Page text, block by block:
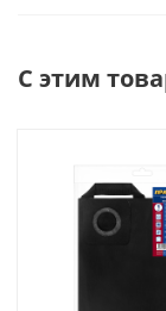
С этим